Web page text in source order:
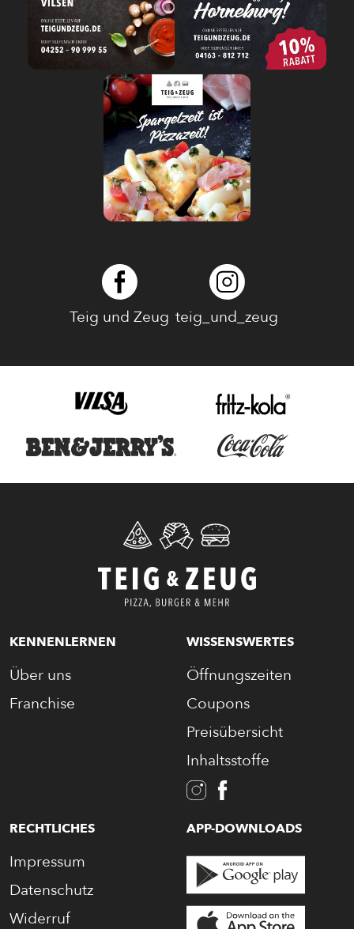
Teig und Zeug teig_und_zeug
KENNENLERNEN
Über uns
Franchise
WISSENSWERTES
Öffnungszeiten
Coupons
Preisübersicht
Inhaltsstoffe
RECHTLICHES
Impressum
Datenschutz
Widerruf
APP-DOWNLOADS